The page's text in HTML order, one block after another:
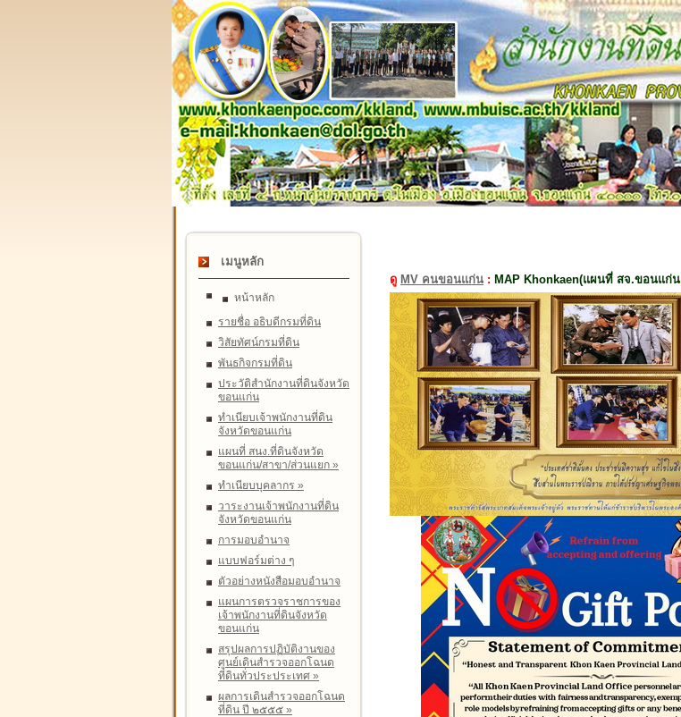
เมนูหลัก
หน้าหลัก
รายชื่อ อธิบดีกรมที่ดิน
วิสัยทัศน์กรมที่ดิน
พันธกิจกรมที่ดิน
ประวัติสำนักงานที่ดินจังหวัด
ขอนแก่น
ทำเนียบเจ้าพนักงานที่ดิน
จังหวัดขอนแก่น
แผนที่ สนง.ที่ดินจังหวัด
ขอนแก่น/สาขา/ส่วนแยก »
ทำเนียบบุคลากร »
วาระงานเจ้าพนักงานที่ดิน
จังหวัดขอนแก่น
การมอบอำนาจ
แบบฟอร์มต่าง ๆ
ตัวอย่างหนังสือมอบอำนาจ
แผนการตรวจราชการของ
เจ้าพนักงานที่ดินจังหวัด
ขอนแก่น
สรุปผลการปฏิบัติงานของ
ศูนย์เดินสำรวจออกโฉนด
ที่ดินทั่วประประเทศ »
ผลการเดินสำรวจออกโฉนด
ที่ดิน ปี ๒๕๕๕ »
ดู MV คนขอนแก่น : MAP Khonkaen(แผนที่ สจ.ขอนแก่น